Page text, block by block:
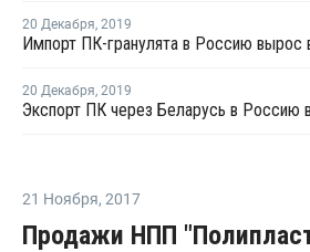
20 Декабря, 2019
20 Декабря, 2019
21 Ноября, 2017
Продажи НПП